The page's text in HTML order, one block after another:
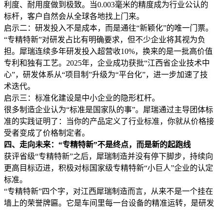
利度、耐用度做到极致。当0.003毫米的精度成为行业公认的
标杆，客户自然会从全球各地找上门来。
启示二：研发投入不是成本，而是通往“新颖化”的唯一门票。
“专精特新”对研发占比有明确要求，但不少企业将其视为负
担。犀瑞连续多年研发投入超营收10%，换来的是一批高价值
专利和独有工艺。2025年，企业成功获批“江西省企业技术中
心”，研发体系从“项目制”升级为“平台化”，进一步加速了技
术迭代。
启示三：标准化建设是中小企业的隐形杠杆。
很多制造企业认为“标准是国家队的事”。犀瑞通过主导团体标
准的实践证明了：当你的产品定义了行业标准，你就从价格接
受者变成了价格制定者。
四、走向未来：“专精特新”不是终点，而是新的起跑线
获评省级“专精特新”之后，犀瑞制造并没有停下脚步，持续向
更高目标迈进，积极对标国家级专精特新“小巨人”企业的认定
标准。
“专精特新”四个字，对江西犀瑞制造而言，从来不是一个挂在
墙上的荣誉牌匾。它是车间里每一台设备的精准运转，是研发